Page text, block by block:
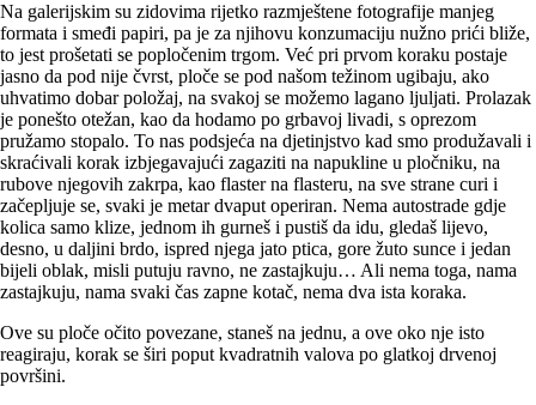
Na galerijskim su zidovima rijetko razmještene fotografije manjeg
formata i smeđi papiri, pa je za njihovu konzumaciju nužno prići bliže,
to jest prošetati se popločenim trgom. Već pri prvom koraku postaje
jasno da pod nije čvrst, ploče se pod našom težinom ugibaju, ako
uhvatimo dobar položaj, na svakoj se možemo lagano ljuljati. Prolazak
je ponešto otežan, kao da hodamo po grbavoj livadi, s oprezom
pružamo stopalo. To nas podsjeća na djetinjstvo kad smo produžavali i
skraćivali korak izbjegavajući zagaziti na napukline u pločniku, na
rubove njegovih zakrpa, kao flaster na flasteru, na sve strane curi i
začepljuje se, svaki je metar dvaput operiran. Nema autostrade gdje
kolica samo klize, jednom ih gurneš i pustiš da idu, gledaš lijevo,
desno, u daljini brdo, ispred njega jato ptica, gore žuto sunce i jedan
bijeli oblak, misli putuju ravno, ne zastajkuju… Ali nema toga, nama
zastajkuju, nama svaki čas zapne kotač, nema dva ista koraka.
Ove su ploče očito povezane, staneš na jednu, a ove oko nje isto
reagiraju, korak se širi poput kvadratnih valova po glatkoj drvenoj
površini.